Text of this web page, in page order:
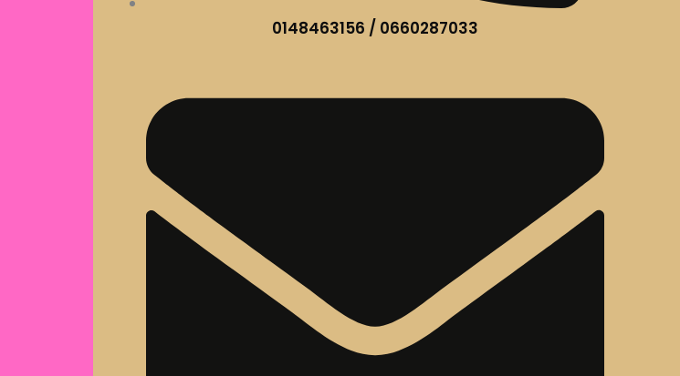
0148463156 / 0660287033